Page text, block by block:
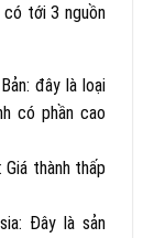
tới 3 nguồn
đây là loại
có phần cao
thành thấp
Đây là sản